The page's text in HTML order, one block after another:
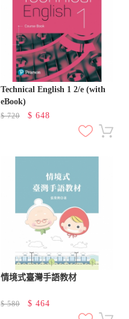
Technical English 1 2/e (with
eBook)
$720 $ 648
情境式臺灣手語教材
$580 $ 464